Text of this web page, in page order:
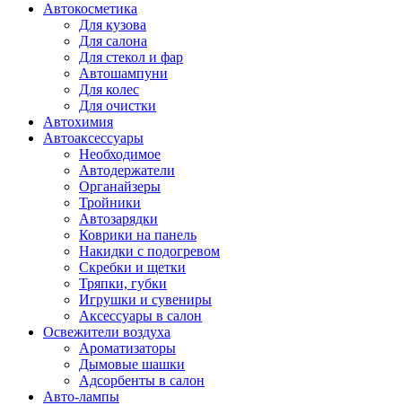
Автокосметика
Для кузова
Для салона
Для стекол и фар
Автошампуни
Для колес
Для очистки
Автохимия
Автоаксессуары
Необходимое
Автодержатели
Органайзеры
Тройники
Автозарядки
Коврики на панель
Накидки с подогревом
Скребки и щетки
Тряпки, губки
Игрушки и сувениры
Аксессуары в салон
Освежители воздуха
Ароматизаторы
Дымовые шашки
Адсорбенты в салон
Авто-лампы